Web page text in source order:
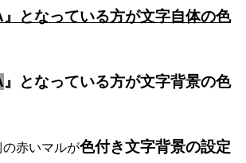
』となっている方が文字自体の色
』となっている方が文字背景の色
の赤いマルが色付き文字背景の設定